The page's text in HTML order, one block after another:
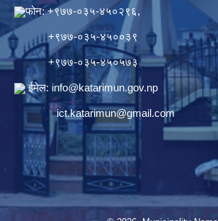
फोन: +९७७-०३५-४५०२९६,
+९७७-०३५-४५००३९
+९७७-०३५-४५०५७३
ईमेल: info@katarimun.gov.np
ict.katarimun@gmail.com